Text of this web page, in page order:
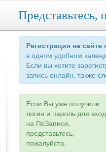
Представьтесь,
Регистрация на
в одном удобном
Если вы хотите
запись онлайн, также
Если Вы уже получили
логин и пароль для
на ПоЗаписи,
представьтесь,
пожалуйста.